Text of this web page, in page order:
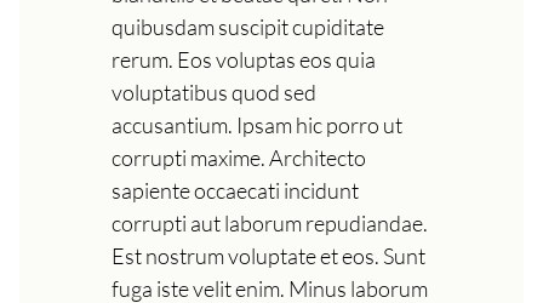
quibusdam suscipit cupiditate
rerum. Eos voluptas eos quia
voluptatibus quod sed
accusantium. Ipsam hic porro ut
corrupti maxime. Architecto
sapiente occaecati incidunt
corrupti aut laborum repudiandae.
Est nostrum voluptate et eos. Sunt
fuga iste velit enim. Minus laborum